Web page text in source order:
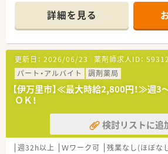
ンスが良い環境です。
■平均残業時間は月5時間程度です。メ
能です。
■紙カルテですが、オーダリングシス
■分包機はトーショーの大型の機械を
剤分包機）
＜業務内容＞
■病棟での1ヵ月あたりの服薬指導件
は増やしていきたい意向です
■オンコール対応はございません。
＜福利厚生も充実＞
■週32時間以上で常勤採用可能です
詳細を見る
更新日： 2026/06/23 薬剤師求人ID：
パート・アルバイト
調剤薬局
【伊万里市】≪最大時給2,800円！≫週3
ＯＫ！
検討リストに追
週32h以上 Ｗワーク可 残業なし(ほぼな